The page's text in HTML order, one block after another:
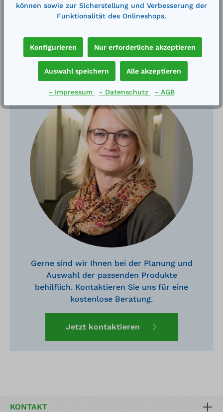
Haben Sie Fragen?
Gerne sind wir Ihnen bei der Planung und
Auswahl der passenden Produkte
behilflich. Kontaktieren Sie uns für eine
kostenlose Beratung.
Jetzt kontaktieren
KONTAKT
können sowie zur Sicherstellung und Verbesserung der
Funktionalität des Onlineshops.
Konfigurieren Nur erforderliche akzeptieren
Auswahl speichern Alle akzeptieren
- Impressum - Datenschutz - AGB